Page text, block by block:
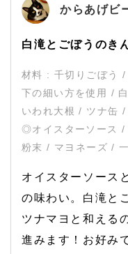
からあげビ
白滝とごぼうのき
材料 : 千切りごぼう
下の細い方を使用 /
いわれ大根 / ツナ缶
◎オイスターソース
粉末 / マヨネーズ /
オイスターソース
の味わい。白滝と
ツナマヨと和える
進みます！お好み